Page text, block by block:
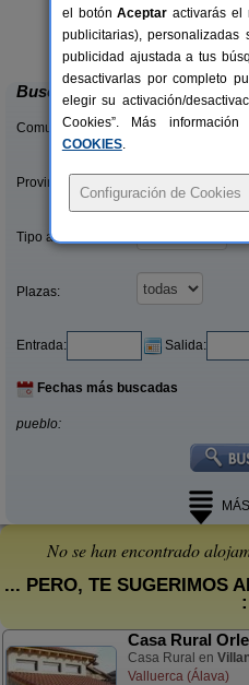
Casa
Luquiano
Buscar
Comunidades:
Provincias/Islas:
Tipo alquiler:
Plazas:
Entrada: Salida:
Fechas más buscadas
pueblo:
No se han encontrado
... PERO, TE SUGERIMOS
:
Casa Rural
Casa Rural en
Valluerca (Álava)
el botónAceptar activarás el
publicitarias),
publicidad ajustada a tus
desactivarlas por completo
elegir su activación/
Cookies”. Más
COOKIES.